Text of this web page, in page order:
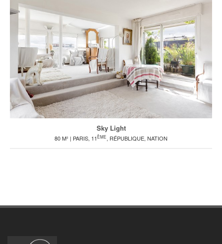
Sky Light
80 M² | PARIS, 11ÈME, RÉPUBLIQUE, NATION